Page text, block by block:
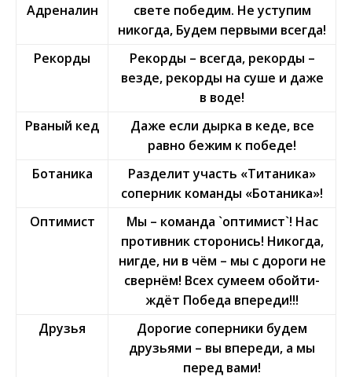
Адреналин
свете победим. Не уступим
никогда, Будем первыми всегда!
Рекорды
Рекорды – всегда, рекорды –
везде, рекорды на суше и даже
в воде!
Рваный кед
Даже если дырка в кеде, все
равно бежим к победе!
Ботаника
Разделит участь «Титаника»
соперник команды «Ботаника»!
Оптимист
Мы – команда `оптимист`! Нас
противник сторонись! Никогда,
нигде, ни в чём – мы с дороги не
свернём! Всех сумеем обойти-
ждёт Победа впереди!!!
Друзья
Дорогие соперники будем
друзьями – вы впереди, а мы
перед вами!